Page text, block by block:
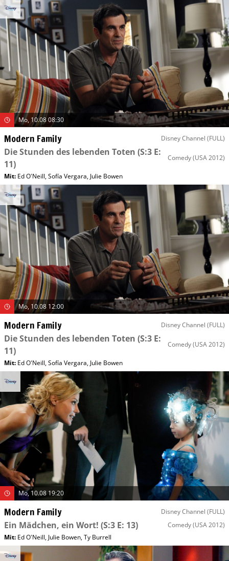
Mo, 10.08 08:30
Modern Family Disney Channel (FULL)
Die Stunden des lebenden Toten (S:3 E:
11)
Comedy(USA 2012)
Mit: Ed O'Neill,Sofía Vergara, Julie Bowen
Mo, 10.08 12:00
Modern Family Disney Channel (FULL)
Die Stunden des lebenden Toten (S:3 E:
11)
Comedy(USA 2012)
Mit: Ed O'Neill,Sofía Vergara, Julie Bowen
Mo, 10.08 19:20
Modern Family Disney Channel (FULL)
Ein Mädchen, ein Wort! (S:3 E: 13) Comedy(USA 2012)
Mit: Ed O'Neill, Julie Bowen,Ty Burrell